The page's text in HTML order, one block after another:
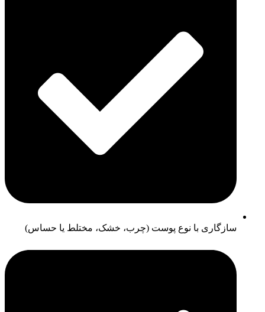
سازگاری با نوع پوست (چرب، خشک، مختلط یا حساس)